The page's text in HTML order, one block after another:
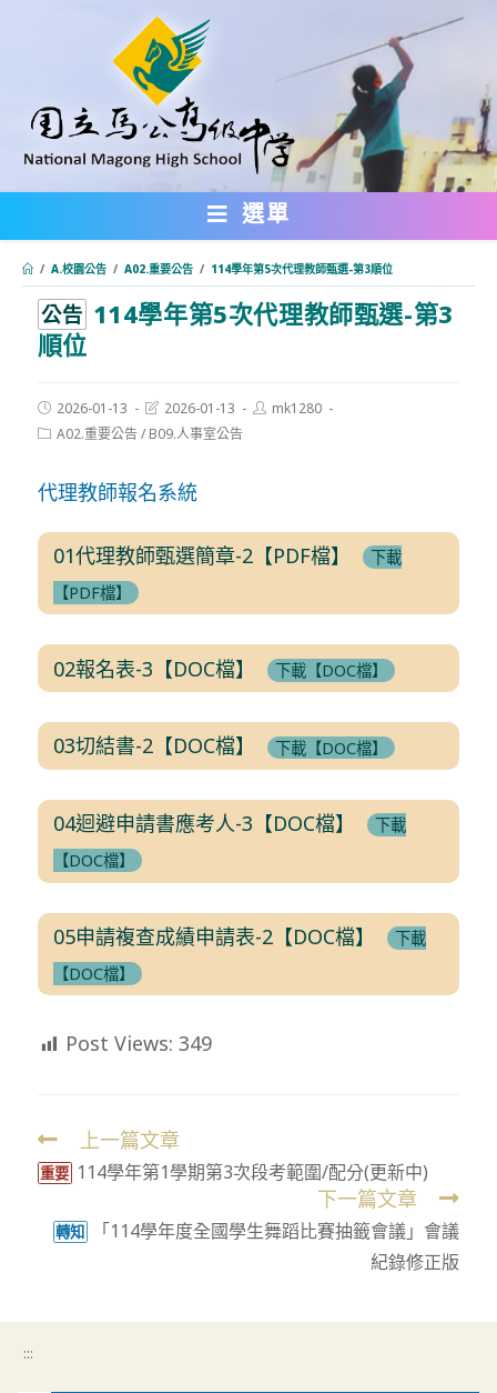
內
選單
/ A.校園公告 / A02.重要公告 / 114學年第5次代理教師甄選-第3順位
公告 114學年第5次代理教師甄選-第3
順位
Post
published:
2026-01-13
Post
modified:
2026-01-13
Postmk1280
PostA02.重要公告/ B09.人事室公告
代理教師報名系統
01代理教師甄選簡章-2【PDF檔】
下載
【PDF檔】
02報名表-3【DOC檔】 下載【DOC檔】
03切結書-2【DOC檔】 下載【DOC檔】
04迴避申請書應考人-3【DOC檔】
下載
【DOC檔】
05申請複查成績申請表-2【DOC檔】
下載
【DOC檔】
Post Views: 349
Read
more
上一篇文章
重要 114學年第1學期第3次段考範圍/配分(更新中)
下一篇文章
轉知
「114學年度全國學生舞蹈比賽抽籤會議」會議
紀錄修正版
:::